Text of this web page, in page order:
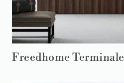
Freedhome Terminale